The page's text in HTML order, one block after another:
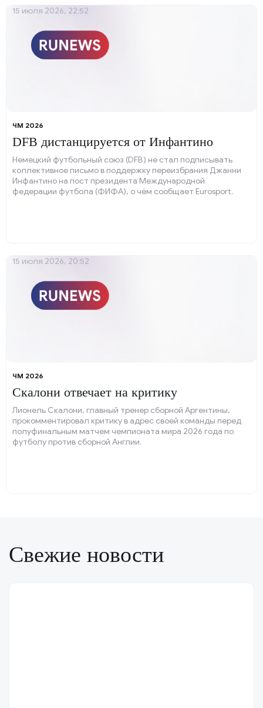
ЧМ 2026
DFB дистанцируется от Инфантино
Немецкий футбольный союз (DFB) не стал подписывать
коллективное письмо в поддержку переизбрания Джанни
Инфантино на пост президента Международной
федерации футбола (ФИФА), о чём сообщает Eurosport.
15 июля 2026, 22:52
ЧМ 2026
Скалони отвечает на критику
Лионель Скалони, главный тренер сборной Аргентины,
прокомментировал критику в адрес своей команды перед
полуфинальным матчем чемпионата мира 2026 года по
футболу против сборной Англии.
15 июля 2026, 20:52
Свежие новости